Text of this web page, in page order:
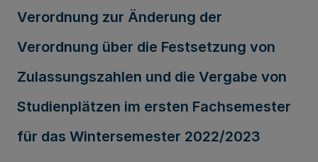
Verordnung zur Änderung der
Verordnung über die Festsetzung von
Zulassungszahlen und die Vergabe von
Studienplätzen im ersten Fachsemester
für das Wintersemester 2022/2023